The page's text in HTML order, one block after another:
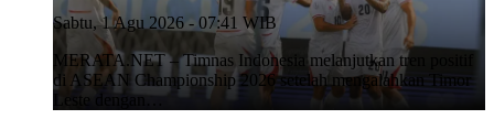
Sabtu, 1 Agu 2026 - 07:41 WIB
MERATA.NET – Timnas Indonesia melanjutkan tren positif
di ASEAN Championship 2026 setelah mengalahkan Timor
Leste dengan…